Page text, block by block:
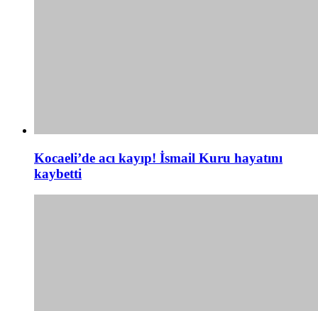
Kocaeli’de acı kayıp! İsmail Kuru hayatını
kaybetti